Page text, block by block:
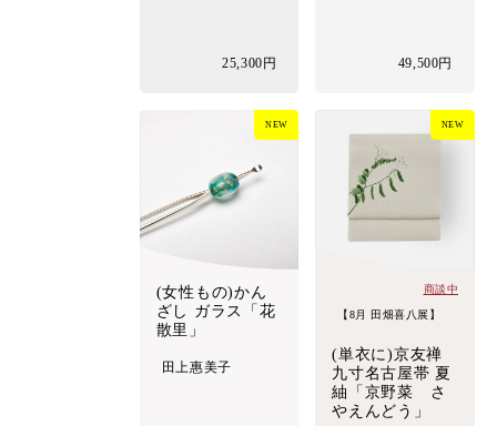
25,300円 49,500円
(女性もの)かん
ざし ガラス「花
散里」
田上惠美子
NEW
商談中
【8月 田畑喜八展】
(単衣に)京友禅
九寸名古屋帯 夏
紬「京野菜 さ
やえんどう」
NEW